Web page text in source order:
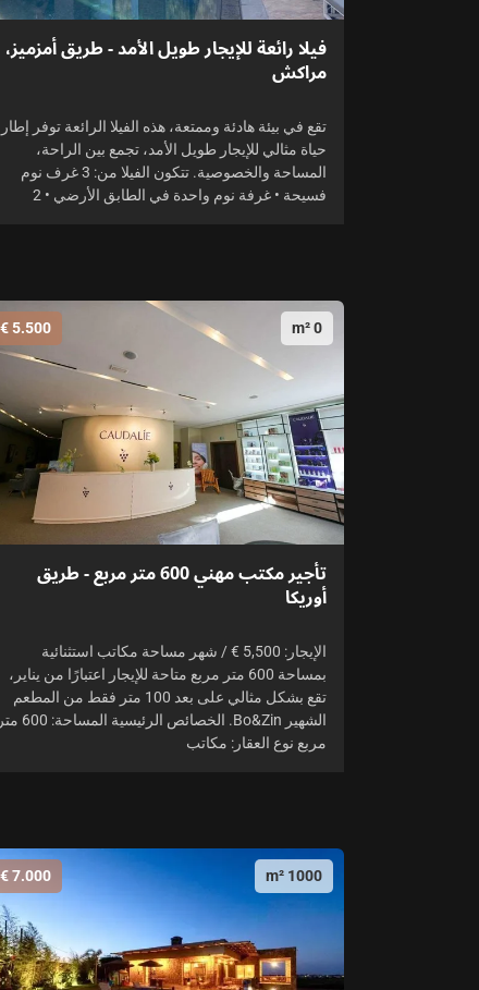
فيلا رائعة للإيجار طويل الأمد - طريق أمزميز،
مراكش
تقع في بيئة هادئة وممتعة، هذه الفيلا الرائعة توفر إطار
حياة مثالي للإيجار طويل الأمد، تجمع بين الراحة،
المساحة والخصوصية. تتكون الفيلا من: 3 غرف نوم
فسيحة • غرفة نوم واحدة في الطابق الأرضي • 2
0 m²
5.500 €
تأجير مكتب مهني 600 متر مربع - طريق
أوريكا
الإيجار: 5,500 € / شهر مساحة مكاتب استثنائية
بمساحة 600 متر مربع متاحة للإيجار اعتبارًا من يناير،
تقع بشكل مثالي على بعد 100 متر فقط من المطعم
الشهير Bo&Zin. الخصائص الرئيسية المساحة: 600 متر
مربع نوع العقار: مكاتب
1000 m²
7.000 €